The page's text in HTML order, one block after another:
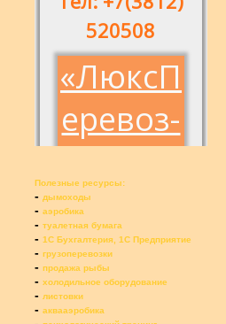
Полезные ресурсы:
- дымоходы
- аэробика
- туалетная бумага
- 1С Бухгалтерия, 1С Предприятие
- грузоперевозки
- продажа рыбы
- холодильное оборудование
- листовки
- аквааэробика